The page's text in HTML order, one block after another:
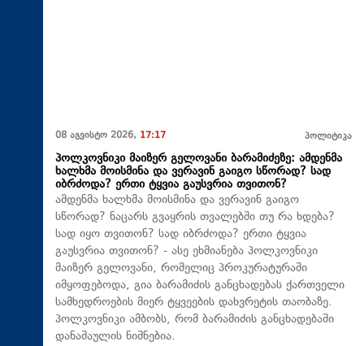
08 აგვისტო 2026, 17:17 პოლიტიკა
პოლკოვნიკი მაიზერ გელოვანი ბარამიძეზე: ამდენმა
ხალხმა მოისმინა და ვერავინ გაიგო სწორად? სად
იბრძოდა? ერთი ტყვია გაუსვრია თვითონ?
ამდენმა ხალხმა მოისმინა და ვერავინ გაიგო
სწორად? ნაცარს გვაყრის თვალებში თუ რა ხდება?
სად იყო თვითონ? სად იბრძოდა? ერთი ტყვია
გაუსვრია თვითონ? - ასე ეხმიანება პოლკოვნიკი
მაიზერ გელოვანი, რომელიც პროკურატურაში
იმყოფებოდა, გია ბარამიძის განცხადებას ქართველი
სამხედროების მიერ ტყვეების დახვრეტის თაობაზე.
პოლკოვნიკი ამბობს, რომ ბარამიძის განცხადებაში
დანაშაულის ნიშნებია.